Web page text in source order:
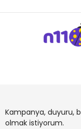
Kampanya, duyuru,
olmak istiyorum.